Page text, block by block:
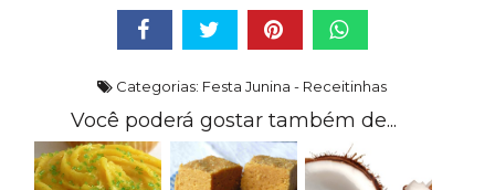
Categorias: Festa Junina - Receitinhas
Você poderá gostar também de...